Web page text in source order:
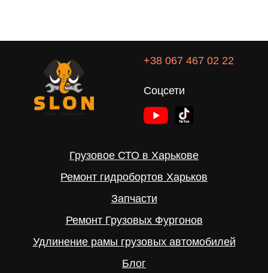
+38 067 467 02 22
Соцсети
Грузовое СТО в Харькове
Ремонт гидробортов Харьков
Запчасти
Ремонт Грузовых Фургонов
Удлинение рамы грузовых автомобилей
Блог